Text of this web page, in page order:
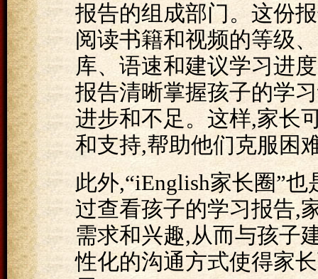
报告的组成部门。这份
阅读书籍和视频的等级
库、语速和建议学习进
报告清晰掌握孩子的学
进步和不足。这样,家长
和支持,帮助他们克服困
此外,“iEnglish家长圈”
过查看孩子的学习报告,
需求和兴趣,从而与孩子
性化的沟通方式使得家